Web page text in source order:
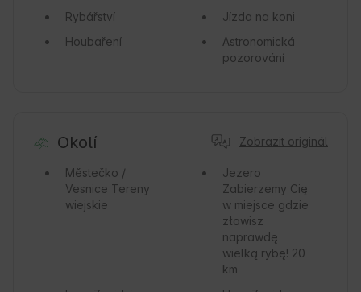
Rybářství
Jízda na koni
Houbaření
Astronomická
pozorování
Okolí Zobrazit originál
Městečko /
Vesnice Tereny
wiejskie
Jezero
Zabierzemy Cię
w miejsce gdzie
złowisz
naprawdę
wielką rybę! 20
km